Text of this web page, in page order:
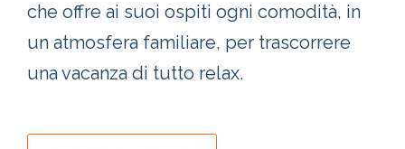
che offre ai suoi ospiti ogni comodità, in
un atmosfera familiare, per trascorrere
una vacanza di tutto relax.